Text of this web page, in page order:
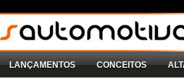
LANÇAMENTOS CONCEITOS